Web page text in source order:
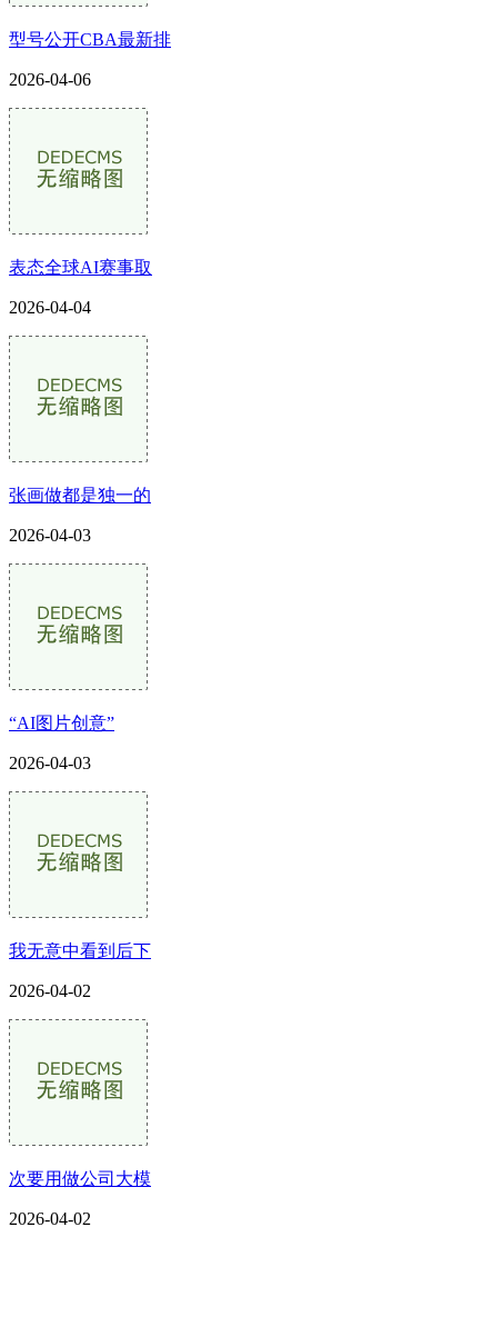
型号公开CBA最新排
2026-04-06
表态全球AI赛事取
2026-04-04
张画做都是独一的
2026-04-03
“AI图片创意”
2026-04-03
我无意中看到后下
2026-04-02
次要用做公司大模
2026-04-02